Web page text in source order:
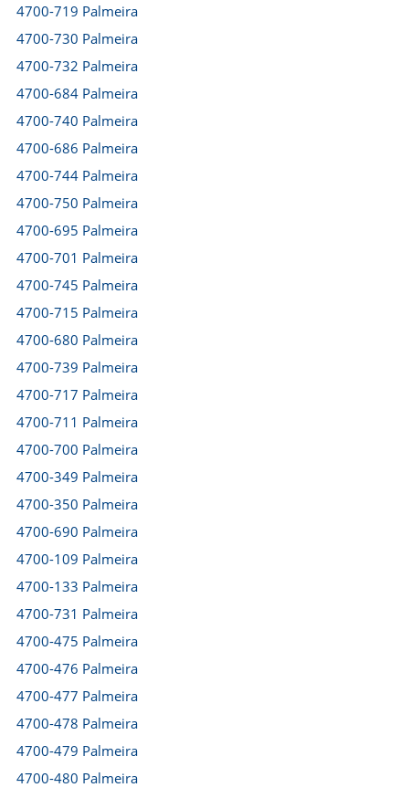
4700-719 Palmeira
4700-730 Palmeira
4700-732 Palmeira
4700-684 Palmeira
4700-740 Palmeira
4700-686 Palmeira
4700-744 Palmeira
4700-750 Palmeira
4700-695 Palmeira
4700-701 Palmeira
4700-745 Palmeira
4700-715 Palmeira
4700-680 Palmeira
4700-739 Palmeira
4700-717 Palmeira
4700-711 Palmeira
4700-700 Palmeira
4700-349 Palmeira
4700-350 Palmeira
4700-690 Palmeira
4700-109 Palmeira
4700-133 Palmeira
4700-731 Palmeira
4700-475 Palmeira
4700-476 Palmeira
4700-477 Palmeira
4700-478 Palmeira
4700-479 Palmeira
4700-480 Palmeira